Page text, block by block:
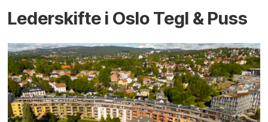
Lederskifte i Oslo Tegl & Puss